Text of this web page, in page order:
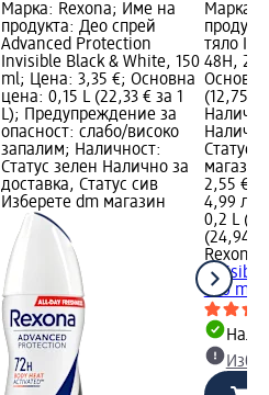
Марка: Rexona; Име на
продукта: Деo спрей
Advanced Protection
Invisible Black & White, 150
ml; Цена: 3,35 €; Основна
цена: 0,15 L (22,33 € за 1
L); Предупреждение за
опасност: слабо/високо
запалим; Наличност:
Статус зелен Налично за
доставка, Статус сив
Изберете dm магазин
Марка:
тяло
48H,
(12,75 €
Статус
магазин
2,55 €
4,99 лв.
0,2 L
(24,94
Rexona
200 ml